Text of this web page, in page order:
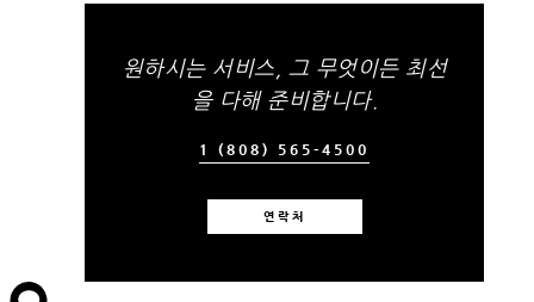
원하시는 서비스, 그 무엇이든 최선
을 다해 준비합니다.
1 (808) 565-4500
연락처